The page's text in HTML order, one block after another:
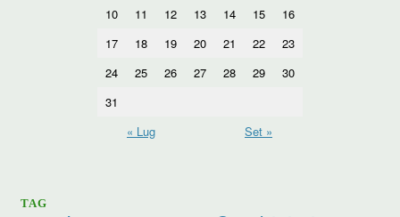
10
11 12 13 14 15
16
17
18 19 20 21 22
23
24
25 26 27 28 29
30
31
« Lug
Set »
TAG